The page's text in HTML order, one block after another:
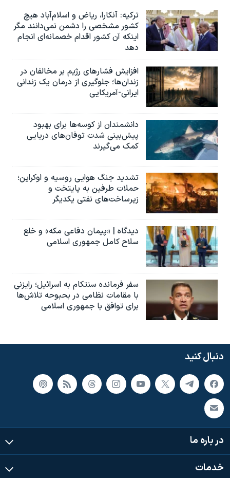
ترکیه: آنکارا، ریاض و اسلام‌آباد هیچ
کشور مشخصی را دشمن نمی‌دانند مگر
اینکه آن کشور اقدام خصمانه‌ای انجام
دهد
افزایش فشارهای رژیم بر مخالفان در
زندان‌ها؛ جلوگیری از درمان یک زندانی
ایرانی-آمریکایی
دانشمندان از کوسه‌ها برای بهبود
پیش‌بینی شدت توفان‌های دریایی
کمک می‌گیرند
تشدید جنگ هوایی روسیه و اوکراین؛
حملات طرفین به پایتخت‌ و
زیرساخت‌های نفتی یکدیگر
دیدگاه | «پیمان دفاعی مکه» و خلع
سلاح کامل جمهوری اسلامی
سفر فرمانده سنتکام به اسرائیل؛ رایزنی
با مقامات نظامی در بحبوحه تلاش‌ها
برای توافق با جمهوری اسلامی
دنبال کنید
در باره ما
خدمات